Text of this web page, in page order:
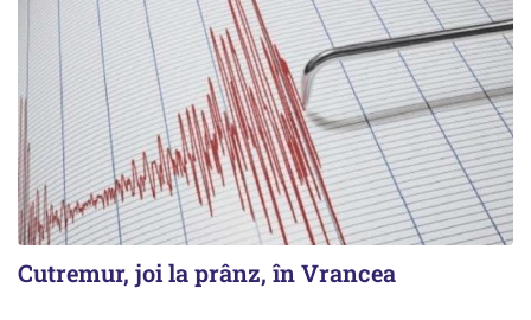
Cutremur, joi la prânz, în Vrancea